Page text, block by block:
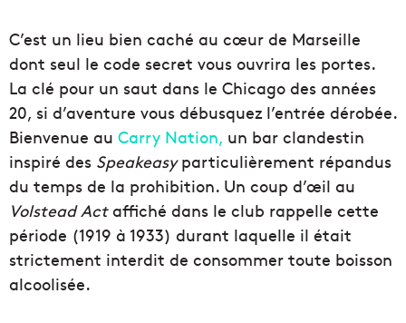
C’est un lieu bien caché au cœur de Marseille
dont seul le code secret vous ouvrira les portes.
La clé pour un saut dans le Chicago des années
20, si d’aventure vous débusquez l’entrée dérobée.
Bienvenue au Carry Nation, un bar clandestin
inspiré des Speakeasyparticulièrement répandus
du temps de la prohibition. Un coup d’œil au
Volstead Actaffiché dans le club rappelle cette
période (1919 à 1933) durant laquelle il était
strictement interdit de consommer toute boisson
alcoolisée.